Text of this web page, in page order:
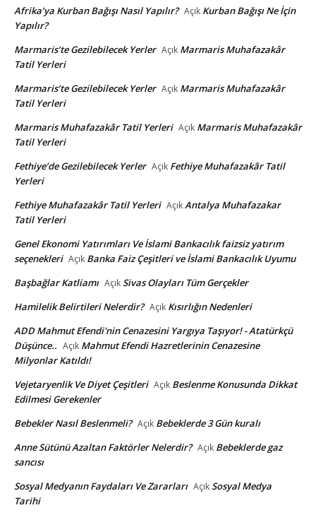
Afrika’ya Kurban Bağışı Nasıl Yapılır? Açık Kurban Bağışı Ne İçin
Yapılır?
Marmaris’te Gezilebilecek Yerler Açık Marmaris Muhafazakâr
Tatil Yerleri
Marmaris’te Gezilebilecek Yerler Açık Marmaris Muhafazakâr
Tatil Yerleri
Marmaris Muhafazakâr Tatil Yerleri Açık Marmaris Muhafazakâr
Tatil Yerleri
Fethiye’de Gezilebilecek Yerler Açık Fethiye Muhafazakâr Tatil
Yerleri
Fethiye Muhafazakâr Tatil Yerleri AçıkAntalya Muhafazakar
Tatil Yerleri
Genel Ekonomi Yatırımları Ve İslami Bankacılık faizsiz yatırım
seçenekleri Açık Banka Faiz Çeşitleri ve İslami Bankacılık Uyumu
Başbağlar Katliamı AçıkSivas Olayları Tüm Gerçekler
Hamilelik Belirtileri Nelerdir? Açık Kısırlığın Nedenleri
ADD Mahmut Efendi'nin Cenazesini Yargıya Taşıyor! - Atatürkçü
Düşünce.. Açık Mahmut Efendi Hazretlerinin Cenazesine
Milyonlar Katıldı!
Vejetaryenlik Ve Diyet Çeşitleri Açık Beslenme Konusunda Dikkat
Edilmesi Gerekenler
Bebekler Nasıl Beslenmeli? Açık Bebeklerde 3 Gün kuralı
Anne Sütünü Azaltan Faktörler Nelerdir? Açık Bebeklerde gaz
sancısı
Sosyal Medyanın Faydaları Ve Zararları AçıkSosyal Medya
Tarihi